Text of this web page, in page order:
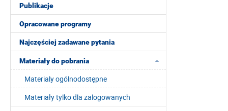
Publikacje
Opracowane programy
Najczęściej zadawane pytania
Materiały do pobrania
Materialy ogólnodostępne
Materiały tylko dla zalogowanych